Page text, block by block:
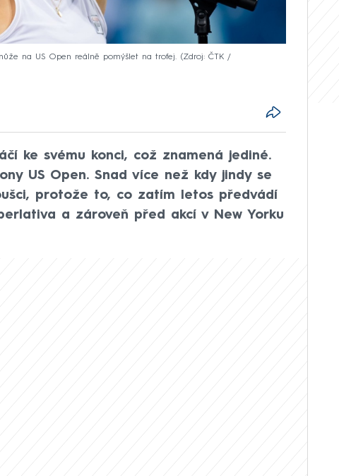
na US Open reálně pomýšlet na trofej.
Zdroj: ČTK /
ke svému konci, což znamená jediné.
US Open. Snad více než kdy jindy se
protože to, co zatím letos předvádí
a zároveň před akcí v New Yorku